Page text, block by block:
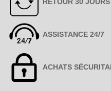
ASSISTANCE 24/7
ACHATS